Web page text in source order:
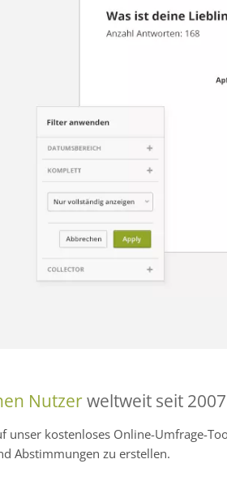
Nutzerweltweit seit 2007
kostenloses Online-Umfrage-
Abstimmungen zu erstellen.